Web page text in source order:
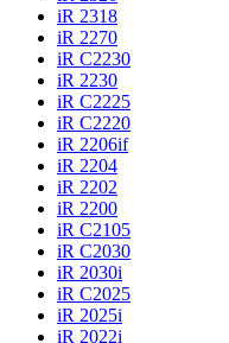
iR 2318
iR 2270
iR C2230
iR 2230
iR C2225
iR C2220
iR 2206if
iR 2204
iR 2202
iR 2200
iR C2105
iR C2030
iR 2030i
iR C2025
iR 2025i
iR 2022i